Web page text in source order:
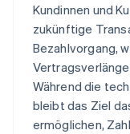
Kundinnen und
zukünftige
Bezahlvorgang,
Während die
bleibt das Ziel
ermöglichen,